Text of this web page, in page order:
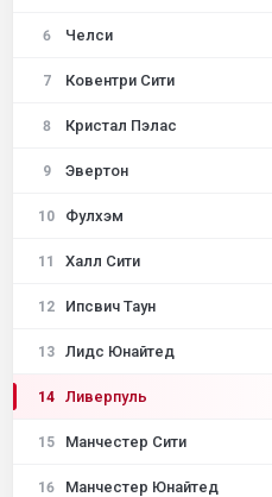
6 Челси
7 Ковентри Сити
8 Кристал Пэлас
9 Эвертон
10 Фулхэм
11 Халл Сити
12 Ипсвич Таун
13 Лидс Юнайтед
14 Ливерпуль
15 Манчестер Сити
16 Манчестер Юнайтед